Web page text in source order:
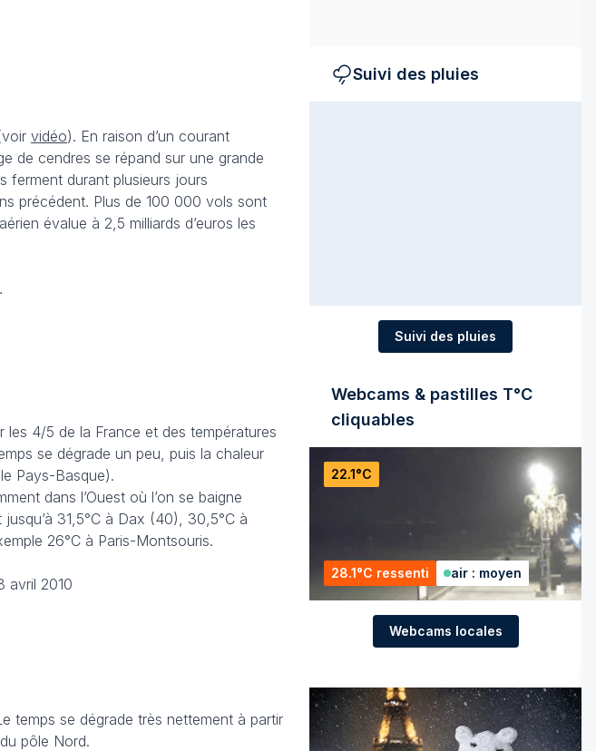
vidéo). En raison d’un courant
de cendres se répand sur une grande
ferment durant plusieurs jours
précédent. Plus de 100 000 vols sont
évalue à 2,5 milliards d’euros les
4/5 de la France et des températures
se dégrade un peu, puis la chaleur
Pays-Basque).
dans l’Ouest où l’on se baigne
31,5°C à Dax (40), 30,5°C à
26°C à Paris-Montsouris.
avril 2010
temps se dégrade très nettement à partir
pôle Nord.
Suivi des pluies
Suivi des pluies
Webcams & pastilles T°C
cliquables
22.1°C
28.1°C ressenti air : moyen
Webcams locales